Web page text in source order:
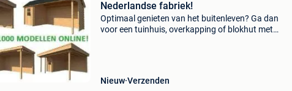
Nederlandse fabriek!
Optimaal genieten van het buitenleven? Ga dan
voor een tuinhuis, overkapping of blokhut met
Nieuw Verzenden